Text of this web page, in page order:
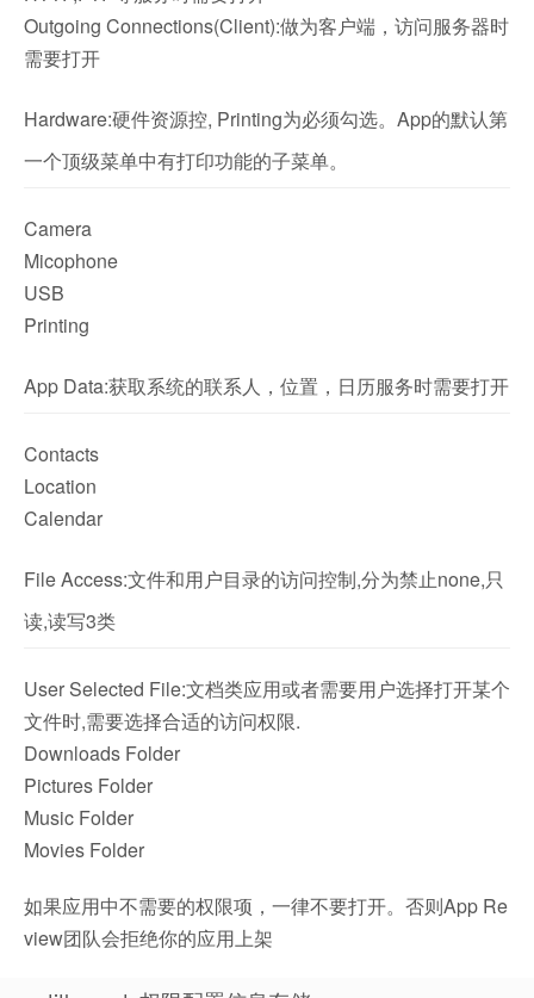
Outgoing Connections(Client):做为客户端，访问服务器时
需要打开
Hardware:硬件资源控, Printing为必须勾选。App的默认第
一个顶级菜单中有打印功能的子菜单。
Camera
Micophone
USB
Printing
App Data:获取系统的联系人，位置，日历服务时需要打开
Contacts
Location
Calendar
File Access:文件和用户目录的访问控制,分为禁止none,只
读,读写3类
User Selected File:文档类应用或者需要用户选择打开某个
文件时,需要选择合适的访问权限.
Downloads Folder
Pictures Folder
Music Folder
Movies Folder
如果应用中不需要的权限项，一律不要打开。否则App Re
view团队会拒绝你的应用上架